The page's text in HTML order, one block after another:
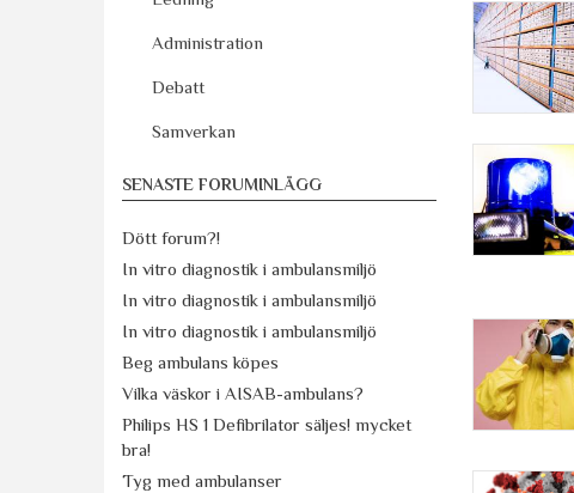
Administration
Debatt
Samverkan
SENASTE FORUMINLÄGG
Dött forum?!
In vitro diagnostik i ambulansmiljö
In vitro diagnostik i ambulansmiljö
In vitro diagnostik i ambulansmiljö
Beg ambulans köpes
Vilka väskor i AISAB-ambulans?
Philips HS 1 Defibrilator säljes! mycket
bra!
Tyg med ambulanser